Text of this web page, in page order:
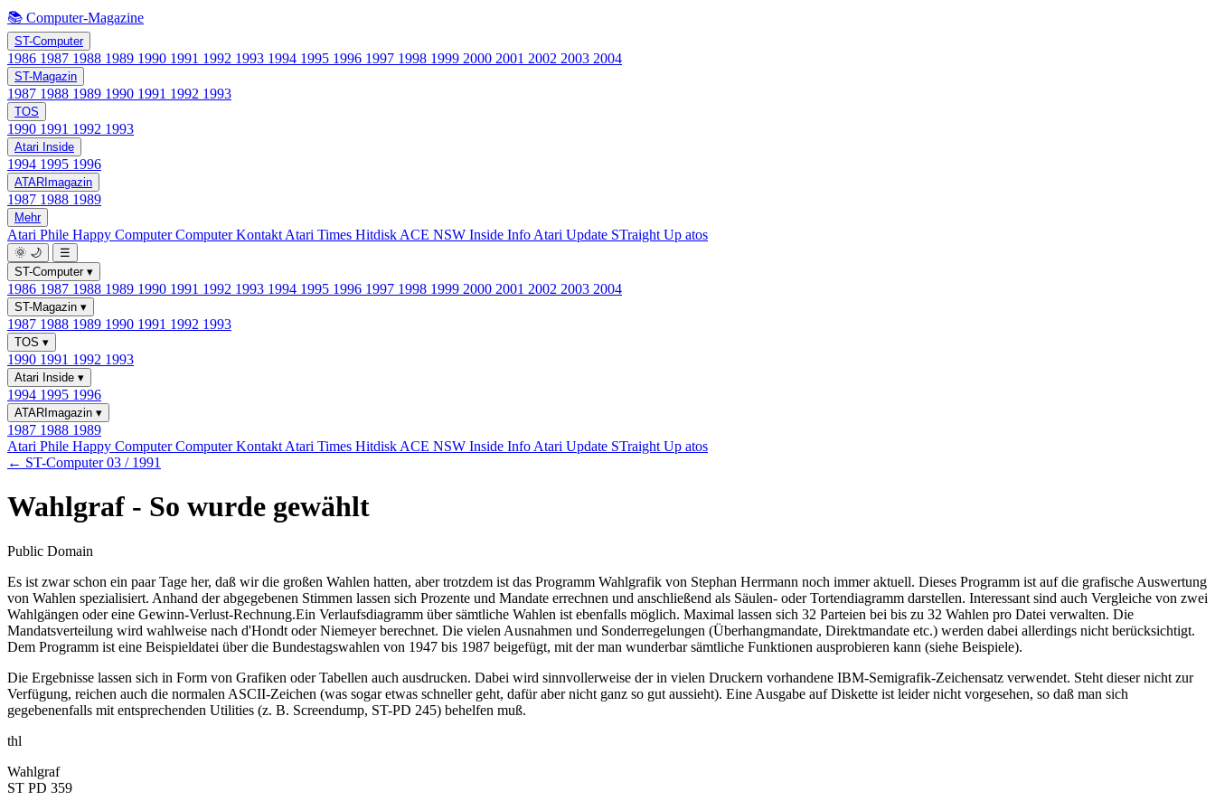
📚 Computer-Magazine
ST-Computer
1986 1987 1988 1989 1990 1991 1992 1993 1994 1995 1996 1997 1998 1999 2000 2001 2002 2003 2004
ST-Magazin
1987 1988 1989 1990 1991 1992 1993
TOS
1990 1991 1992 1993
Atari Inside
1994 1995 1996
ATARImagazin
1987 1988 1989
Mehr
Atari Phile Happy ComputerComputer Kontakt Atari Times Hitdisk ACE NSW Inside Info Atari Update STraight Up atos
🌞 🌙
☰
ST-Computer ▾
1986 1987 1988 1989 1990 1991 1992 1993 1994 1995 1996 1997 1998 1999 2000 2001 2002 2003 2004
ST-Magazin ▾
1987 1988 1989 1990 1991 1992 1993
TOS ▾
1990 1991 1992 1993
Atari Inside ▾
1994 1995 1996
ATARImagazin ▾
1987 1988 1989
Atari Phile Happy ComputerComputer Kontakt Atari Times Hitdisk ACE NSW Inside Info Atari Update STraight Up atos
← ST-Computer 03 / 1991
Wahlgraf - So wurde gewählt
Public Domain
Es ist zwar schon ein paar Tage her, daß wir die großen Wahlen hatten, aber trotzdem ist das Programm Wahlgrafik von Stephan Herrmann noch immer aktuell. Dieses Programm ist auf die grafische Auswertung
von Wahlen spezialisiert. Anhand der abgegebenen Stimmen lassen sich Prozente und Mandate errechnen und anschließend als Säulen- oder Tortendiagramm darstellen. Interessant sind auch Vergleiche von zwei
Wahlgängen oder eine Gewinn-Verlust-Rechnung.Ein Verlaufsdiagramm über sämtliche Wahlen ist ebenfalls möglich. Maximal lassen sich 32 Parteien bei bis zu 32 Wahlen pro Datei verwalten. Die
Mandatsverteilung wird wahlweise nach d'Hondt oder Niemeyer berechnet. Die vielen Ausnahmen und Sonderregelungen (Überhangmandate, Direktmandate etc.) werden dabei allerdings nicht berücksichtigt.
Dem Programm ist eine Beispieldatei über die Bundestagswahlen von 1947 bis 1987 beigefügt, mit der man wunderbar sämtliche Funktionen ausprobieren kann (siehe Beispiele).
Die Ergebnisse lassen sich in Form von Grafiken oder Tabellen auch ausdrucken. Dabei wird sinnvollerweise der in vielen Druckern vorhandene IBM-Semigrafik-Zeichensatz verwendet. Steht dieser nicht zur
Verfügung, reichen auch die normalen ASCII-Zeichen (was sogar etwas schneller geht, dafür aber nicht ganz so gut aussieht). Eine Ausgabe auf Diskette ist leider nicht vorgesehen, so daß man sich
gegebenenfalls mit entsprechenden Utilities (z. B. Screendump, ST-PD 245) behelfen muß.
thl
Wahlgraf
ST PD 359